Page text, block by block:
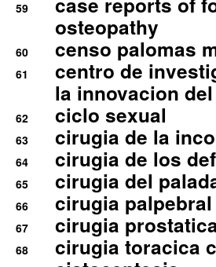
59
osteopathy
60 censo palomas
61
centro de
la innovacion
62 ciclo sexual
63 cirugia de la
64 cirugia de los
65 cirugia del
66 cirugia
67 cirugia
68 cirugia toracica